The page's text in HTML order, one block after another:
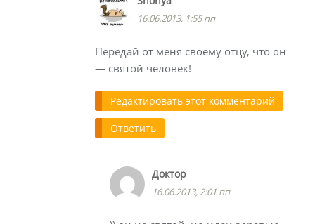
16.06.2013, 1:55 пп
Передай от меня своему отцу, что он
— святой человек!
Редактировать этот комментарий
Ответить
Доктор
16.06.2013, 2:01 пп